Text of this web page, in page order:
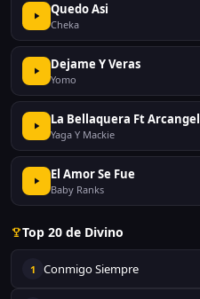
Quedo Asi
Cheka
Dejame Y Veras
Yomo
La Bellaquera Ft Arcangel
Yaga Y Mackie
El Amor Se Fue
Baby Ranks
Top 20 de Divino
1 Conmigo Siempre